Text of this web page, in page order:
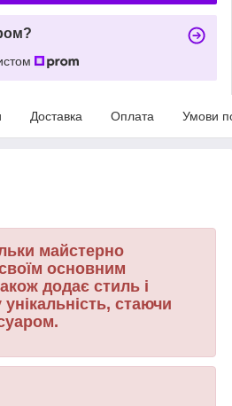
Доставка Оплата Умови
майстерно
основним
додає стиль і
стаючи